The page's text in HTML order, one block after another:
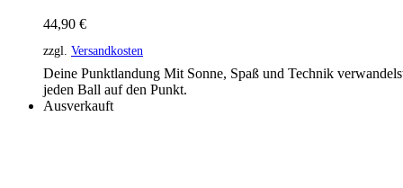
44,90 €
zzgl. Versandkosten
Deine Punktlandung Mit Sonne, Spaß und Technik
jeden Ball auf den Punkt.
Ausverkauft